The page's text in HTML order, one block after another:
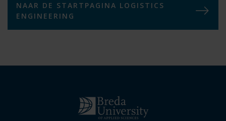
NAAR DE STARTPAGINA LOGISTICS
ENGINEERING